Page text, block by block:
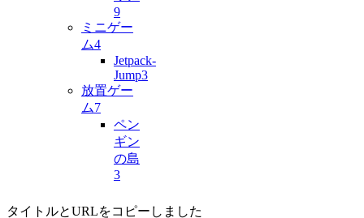
9
ミニゲー
ム4
Jetpack-
Jump3
放置ゲー
ム7
ペン
ギン
の島
3
タイトルとURLをコピーしました